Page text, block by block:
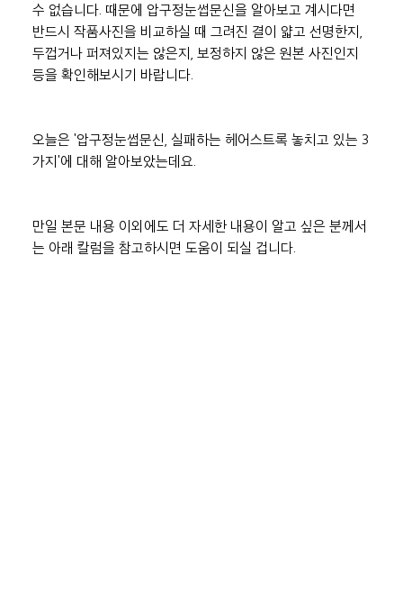
수 없습니다. 때문에 압구정눈썹문신을 알아보고 계시다면
반드시 작품사진을 비교하실 때 그려진 결이 얇고 선명한지,
두껍거나 퍼져있지는 않은지, 보정하지 않은 원본 사진인지
등을 확인해보시기 바랍니다.
오늘은 '압구정눈썹문신, 실패하는 헤어스트록 놓치고 있는 3
가지'에 대해 알아보았는데요.
만일 본문 내용 이외에도 더 자세한 내용이 알고 싶은 분께서
는 아래 칼럼을 참고하시면 도움이 되실 겁니다.